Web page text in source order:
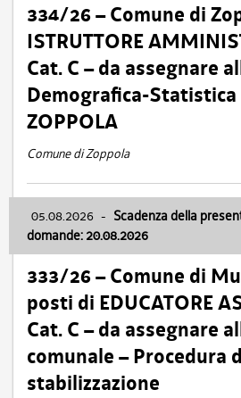
334/26 – Comune di
ISTRUTTORE
Cat. C – da assegnare
Demografica-Statistica
ZOPPOLA
Comune di Zoppola
05.08.2026 - Scadenza della
domande: 20.08.2026
333/26 – Comune di
posti di EDUCATORE
Cat. C – da assegnare
comunale – Procedura
stabilizzazione